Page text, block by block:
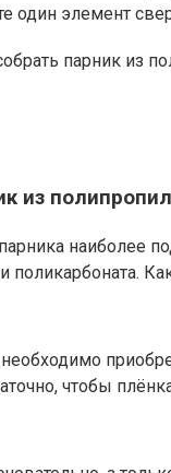
один элемент
парник из
из
наиболее
чтобы